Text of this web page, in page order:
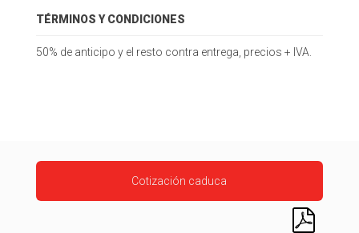
TÉRMINOS Y CONDICIONES
50% de anticipo y el resto contra entrega, precios + IVA.
Cotización caduca